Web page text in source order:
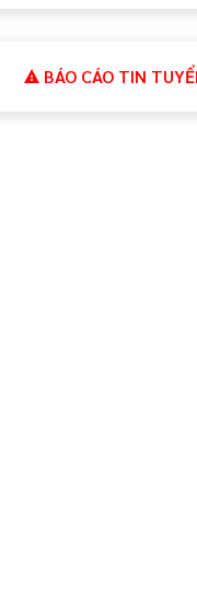
BÁO CÁO TIN